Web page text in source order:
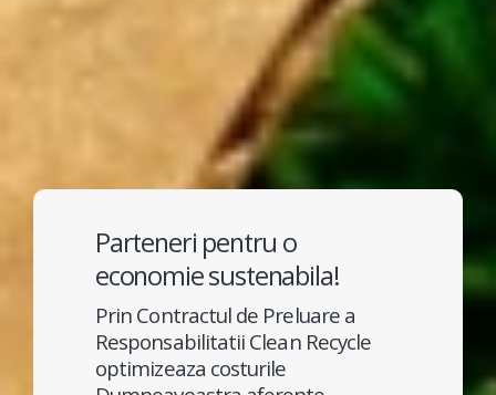
Parteneri pentru o
economie sustenabila!
Prin Contractul de Preluare a
Responsabilitatii Clean Recycle
optimizeaza costurile